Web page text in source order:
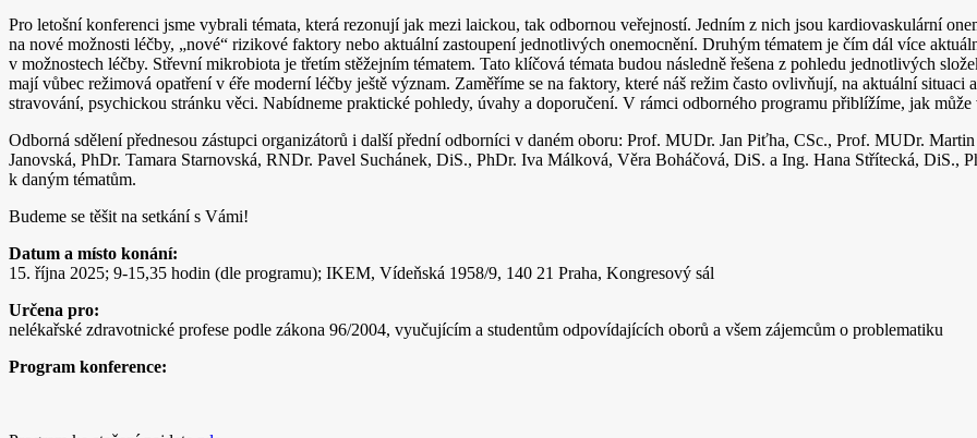
Pro letošní konferenci jsme vybrali témata, která rezonují jak mezi laickou, tak odbornou veřejností. Jedním z nich jsou kardiovaskulární
na nové možnosti léčby, „nové“ rizikové faktory nebo aktuální zastoupení jednotlivých onemocnění. Druhým tématem je čím dál více
v možnostech léčby. Střevní mikrobiota je třetím stěžejním tématem. Tato klíčová témata budou následně řešena z pohledu jednotlivých
mají vůbec režimová opatření v éře moderní léčby ještě význam. Zaměříme se na faktory, které náš režim často ovlivňují, na aktuální situaci
stravování, psychickou stránku věci. Nabídneme praktické pohledy, úvahy a doporučení. V rámci odborného programu přiblížíme, jak
Odborná sdělení přednesou zástupci organizátorů i další přední odborníci v daném oboru: Prof. MUDr. Jan Piťha, CSc., Prof. MUDr.
Janovská, PhDr. Tamara Starnovská, RNDr. Pavel Suchánek, DiS., PhDr. Iva Málková, Věra Boháčová, DiS. a Ing. Hana Střítecká, DiS.,
k daným tématům.
Budeme se těšit na setkání s Vámi!
Datum a místo konání:
15. října 2025; 9-15,35 hodin (dle programu); IKEM, Vídeňská 1958/9, 140 21 Praha, Kongresový sál
Určena pro:
nelékařské zdravotnické profese podle zákona 96/2004, vyučujícím a studentům odpovídajících oborů a všem zájemcům o problematiku
Program konference: